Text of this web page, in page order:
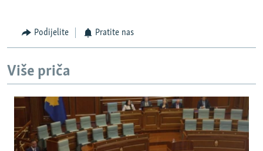
Podijelite Pratite nas
Više priča